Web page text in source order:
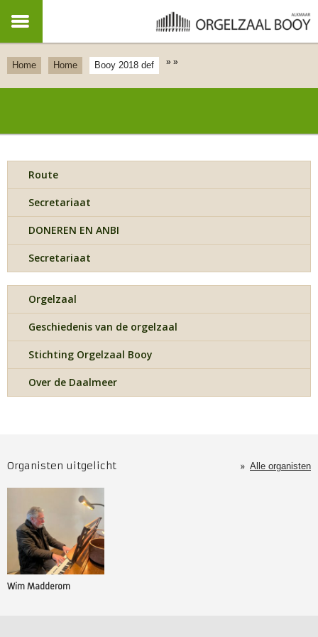
Home »
Home »
Booy 2018 def
Route
Secretariaat
DONEREN EN ANBI
Secretariaat
Orgelzaal
Geschiedenis van de orgelzaal
Stichting Orgelzaal Booy
Over de Daalmeer
Organisten uitgelicht Alle organisten
Wim Madderom